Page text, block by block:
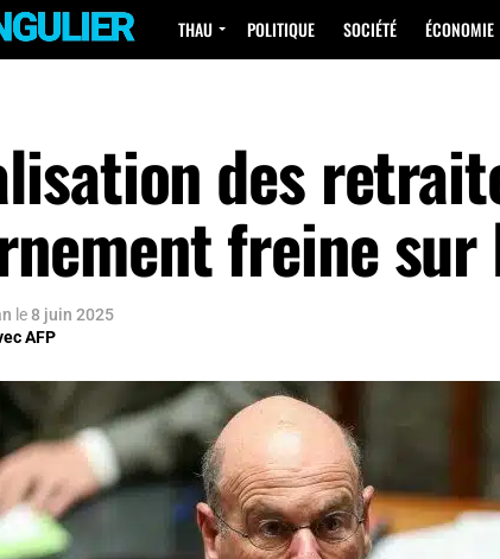
THAU POLITIQUE SOCIÉTÉ ÉCONOMIE
des
freine sur
le8 juin 2025
AFP